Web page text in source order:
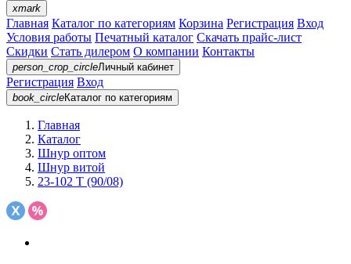
xmark
Главная Каталог по категориям Корзина Регистрация Вход
Условия работы Печатный каталог Скачать прайс-лист
Скидки Стать дилером О компании Контакты
person_crop_circleЛичный кабинет
Регистрация Вход
book_circleКаталог по категориям
Главная
Каталог
Шнур оптом
Шнур витой
23-102 T (90/08)